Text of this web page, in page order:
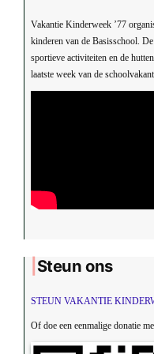
Vakantie Kinderweek ’77
kinderen van de Basisschool.
sportieve activiteiten en de
laatste week van de
Steun ons
STEUN VAKANTIE
Of doe een eenmalige donatie